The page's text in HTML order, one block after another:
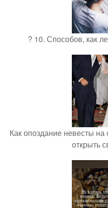
? 10. Способов, как
Как опоздание невесты
открыть